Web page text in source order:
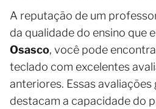
A reputação de um
da qualidade do ensino que
Osasco, você pode
teclado com excelentes
anteriores. Essas
destacam a capacidade do